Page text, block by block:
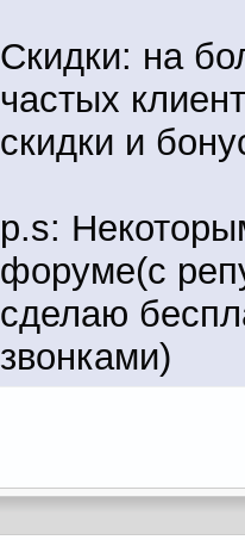
Скидки: на
частых
скидки и
p.s:
форуме(с
сделаю
звонками)